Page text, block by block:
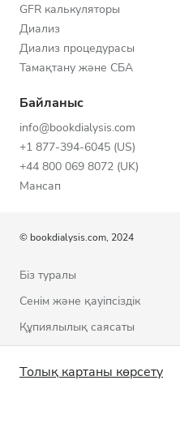
Толық картаны көрсету
GFR калькуляторы
Диализ
Диализ процедурасы
Тамақтану және СБА
Байланыс
info@bookdialysis.com
+1 877-394-6045 (US)
+44 800 069 8072 (UK)
Мансап
© bookdialysis.com, 2024
Біз туралы
Сенім және қауіпсіздік
Құпиялылық саясаты
Cookie саясаты